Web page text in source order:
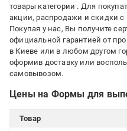
товары категории . Для
акции, распродажи и скидки
Покупая у нас, Вы получите
официальной гарантией от
в Киеве или в любом другом
оформив доставку или
самовывозом.
Цены на Формы для
Товар